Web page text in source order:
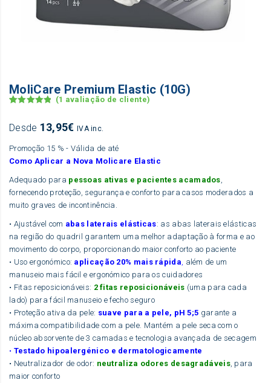
MoliCare Premium Elastic (10G)
ado com
com base
em
(1 avaliação de cliente)
Desde 13,95€ IVA inc.
Promoção 15 % - Válida de até
Como Aplicar a Nova Molicare Elastic
Adequado para pessoas ativas e pacientes acamados
fornecendo proteção, segurança e conforto para casos moderados a
muito graves de incontinência.
​• Ajustável com abas laterais elásticas: as abas laterais elásticas
na região do quadril garantem uma melhor adaptação à forma e ao
movimento do corpo, proporcionando maior conforto ao paciente
• Uso ergonómico: aplicação 20% mais rápida além de um
manuseio mais fácil e ergonómico para os cuidadores
• Fitas reposicionáveis: 2 fitas reposicionáveis ​​(uma para cada
lado) para fácil manuseio e fecho seguro
• Proteção ativa da pele: suave para a pele, pH 5;5 garante a
máxima compatibilidade com a pele. Mantém a pele seca com o
núcleo absorvente de 3 camadas e tecnologia avançada de secagem
• Testado hipoalergénico e dermatologicamente
• Neutralizador de odor: neutraliza odores desagradáveis, para
maior conforto